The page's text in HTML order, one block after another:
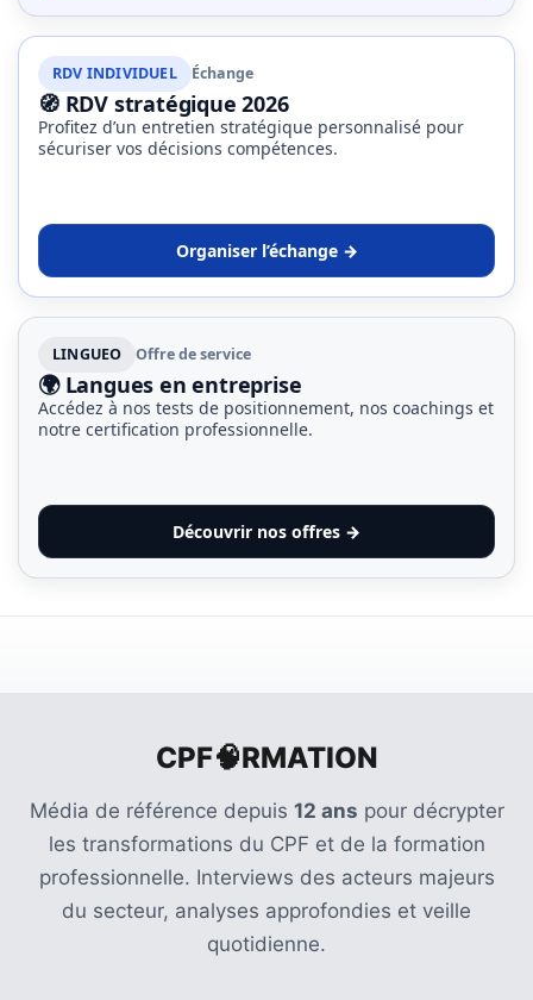
RDV INDIVIDUEL Échange
🧭 RDV stratégique 2026
Profitez d’un entretien stratégique personnalisé pour
sécuriser vos décisions compétences.
Organiser l’échange →
LINGUEO Offre de service
🌍 Langues en entreprise
Accédez à nos tests de positionnement, nos coachings et
notre certification professionnelle.
Découvrir nos offres →
CPF🧠RMATION
Média de référence depuis 12 ans pour décrypter
les transformations du CPF et de la formation
professionnelle. Interviews des acteurs majeurs
du secteur, analyses approfondies et veille
quotidienne.